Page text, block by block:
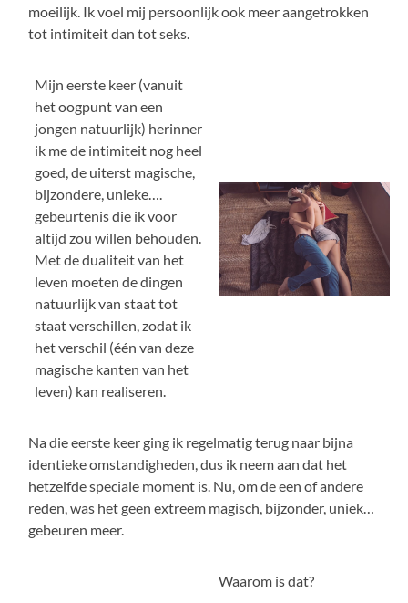
moeilijk. Ik voel mij persoonlijk ook meer aangetrokken
tot intimiteit dan tot seks.
Mijn eerste keer (vanuit
het oogpunt van een
jongen natuurlijk) herinner
ik me de intimiteit nog heel
goed, de uiterst magische,
bijzondere, unieke….
gebeurtenis die ik voor
altijd zou willen behouden.
Met de dualiteit van het
leven moeten de dingen
natuurlijk van staat tot
staat verschillen, zodat ik
het verschil (één van deze
magische kanten van het
leven) kan realiseren.
Na die eerste keer ging ik regelmatig terug naar bijna
identieke omstandigheden, dus ik neem aan dat het
hetzelfde speciale moment is. Nu, om de een of andere
reden, was het geen extreem magisch, bijzonder, uniek…
gebeuren meer.
Waarom is dat?